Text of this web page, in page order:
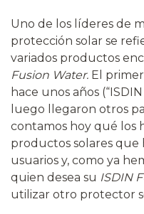
Uno de los líderes de
protección solar se
variados productos
Fusion Water. El
hace unos años
luego llegaron otros
contamos hoy qué los
productos solares
usuarios y, como ya
quien desea su ISDIN
utilizar otro protector